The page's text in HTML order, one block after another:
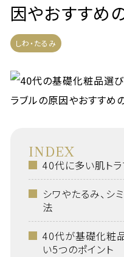
因やおすすめ
しわ・たるみ
INDEX
40代に多い肌ト
シワやたるみ、シ
法
40代が基礎化粧
い5つのポイント